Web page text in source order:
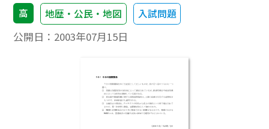
高 地歴・公民・地図 入試問題
公開日： 2003年07月15日